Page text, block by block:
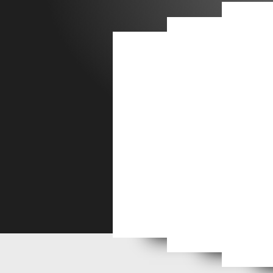
Encore une
Les ambassadeurs et